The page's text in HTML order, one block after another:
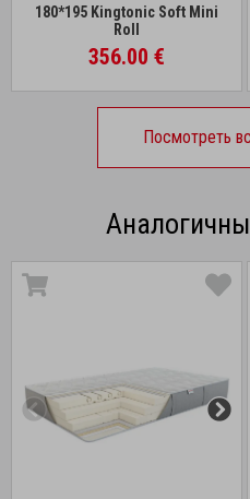
180*195 Kingtonic Soft Mini
Roll
356.00 €
Посмотреть